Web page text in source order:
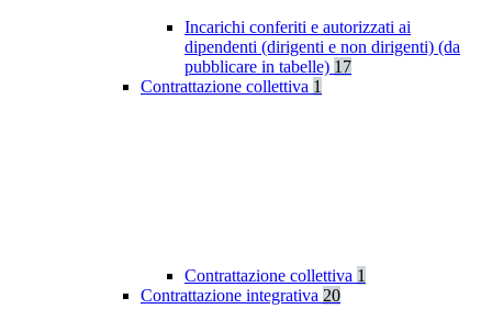
Incarichi conferiti e autorizzati ai
dipendenti (dirigenti e non dirigenti) (da
pubblicare in tabelle) 17
Contrattazione collettiva 1
Contrattazione collettiva 1
Contrattazione integrativa 20